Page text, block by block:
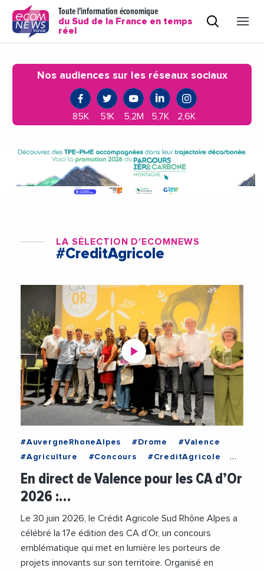
Toute l'information économique
du Sud de la France en temps
réel
Nos audiences sur les réseaux sociaux
85K 51K 5,2M 5,7K 2,6K
LA SÉLECTION D'ECOMNEWS
#CreditAgricole
#AuvergneRhoneAlpes #Drome
#Valence
#Agriculture
#Concours
#CreditAgricole
#CreditAgricoleSudRhoneAlpes
#Innovation
#Social
#TransitionEcologique #Videos
En direct de Valence pour les CA d’Or
2026 :…
Le 30 juin 2026, le Crédit Agricole Sud Rhône Alpes a
célébré la 17e édition des CA d’Or, un concours
emblématique qui met en lumière les porteurs de
projets innovants sur son territoire. Organisé en